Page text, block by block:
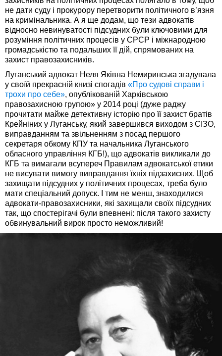
не дати суду і прокурору перетворити політичного в’язня
на кримінальника. А я ще додам, що тези адвокатів
відносно невинуватості підсудних були ключовими для
розуміння політичних процесів у СРСР і міжнародною
громадськістю та подальших її дій, спрямованих на
захист правозахисників.
Луганський адвокат Неля Яківна Немиринська згадувала
у своїй прекрасній книзі спогадів «Про судові справи і
трохи про себе», опублікованій Харківською
правозахисною групою» у 2014 році (дуже раджу
прочитати майже детективну історію про її захист братів
Крейніних у Луганську, який завершився виходом з СІЗО,
виправданням та звільненням з посад першого
секретаря обкому КПУ та начальника Луганського
обласного управління КГБ!), що адвокатів викликали до
КГБ та вимагали всупереч Правилам адвокатської етики
не висувати вимогу виправдання їхніх підзахисних. Щоб
захищати підсудних у політичних процесах, треба було
мати спеціальний допуск. І тим не менш, знаходилися
адвокати-правозахисники, які захищали своїх підсудних
так, що спостерігачі були впевнені: після такого захисту
обвинувальний вирок просто неможливий!